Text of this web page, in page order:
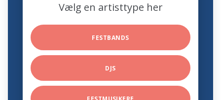
Vælg en artisttype her
FESTBANDS
DJS